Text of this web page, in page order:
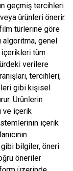
geçmiş tercihleri
ürünleri önerir.
türlerine göre
algoritma, genel
içerikleri tüm
verilere
tercihleri,
gibi kişisel
Ürünlerin
ve içerik
içerik
bilgiler, öneri
öneriler